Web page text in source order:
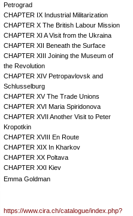
Petrograd
CHAPTER IX Industrial Militarization
CHAPTER X The British Labour Mission
CHAPTER XI A Visit from the Ukraina
CHAPTER XII Beneath the Surface
CHAPTER XIII Joining the Museum of
the Revolution
CHAPTER XIV Petropavlovsk and
Schlusselburg
CHAPTER XV The Trade Unions
CHAPTER XVI Maria Spiridonova
CHAPTER XVII Another Visit to Peter
Kropotkin
CHAPTER XVIII En Route
CHAPTER XIX In Kharkov
CHAPTER XX Poltava
CHAPTER XXI Kiev
Emma Goldman
https://www.cira.ch/catalogue/index.php?